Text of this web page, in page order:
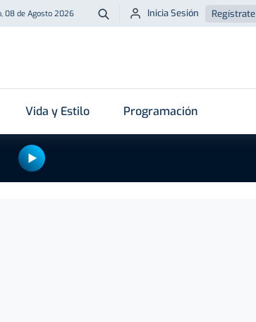
08 de Agosto 2026 Buscar
Inicia Sesión Regístrate
Vida y Estilo Programación